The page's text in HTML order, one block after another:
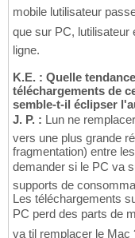
mobile lutilisateur
que sur PC,
ligne.
K.E. : Quelle
téléchargements de
semble-t-il éclipser
J. P. : Lun ne
vers une plus grande
fragmentation) entre
demander si le PC va
supports de
Les téléchargements
PC perd des parts de
va til remplacer le